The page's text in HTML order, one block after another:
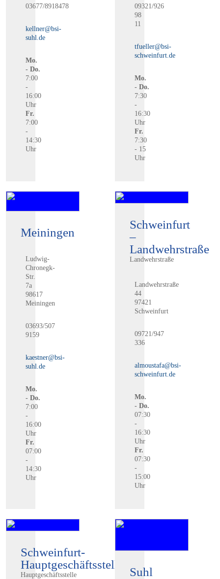
03677/8918478
kellner@bsi-
suhl.de
Mo.
- Do.
7:00
-
16:00
Uhr
Fr.
7:00
-
14:30
Uhr
09321/926
98
11
tfueller@bsi-
schweinfurt.de
Mo.
- Do.
7:30
-
16:30
Uhr
Fr.
7:30
- 15
Uhr
Meiningen
Ludwig-
Chronegk-
Str.
7a
98617
Meiningen
03693/507
9159
kaestner@bsi-
suhl.de
Mo.
- Do.
7:00
-
16:00
Uhr
Fr.
07:00
-
14:30
Uhr
Schweinfurt
–
Landwehrstraße
Landwehrstraße
Landwehrstraße
44
97421
Schweinfurt
09721/947
336
almoustafa@bsi-
schweinfurt.de
Mo.
- Do.
07:30
-
16:30
Uhr
Fr.
07:30
-
15:00
Uhr
Schweinfurt-
Hauptgeschäftsstelle
Hauptgeschäftsstelle Suhl